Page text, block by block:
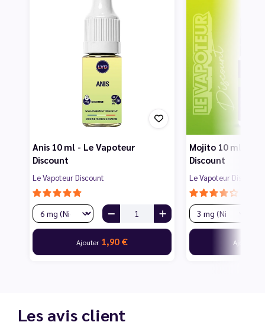
Anis 10 ml - Le Vapoteur
Discount
Le Vapoteur Discount
Ajouter 1,90 €
Mojito 10 ml - Le
Discount
Le Vapoteur Discount
Ajouter
Les avis client